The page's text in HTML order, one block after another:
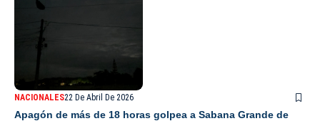
NACIONALES22 De Abril De 2026
Apagón de más de 18 horas golpea a Sabana Grande de